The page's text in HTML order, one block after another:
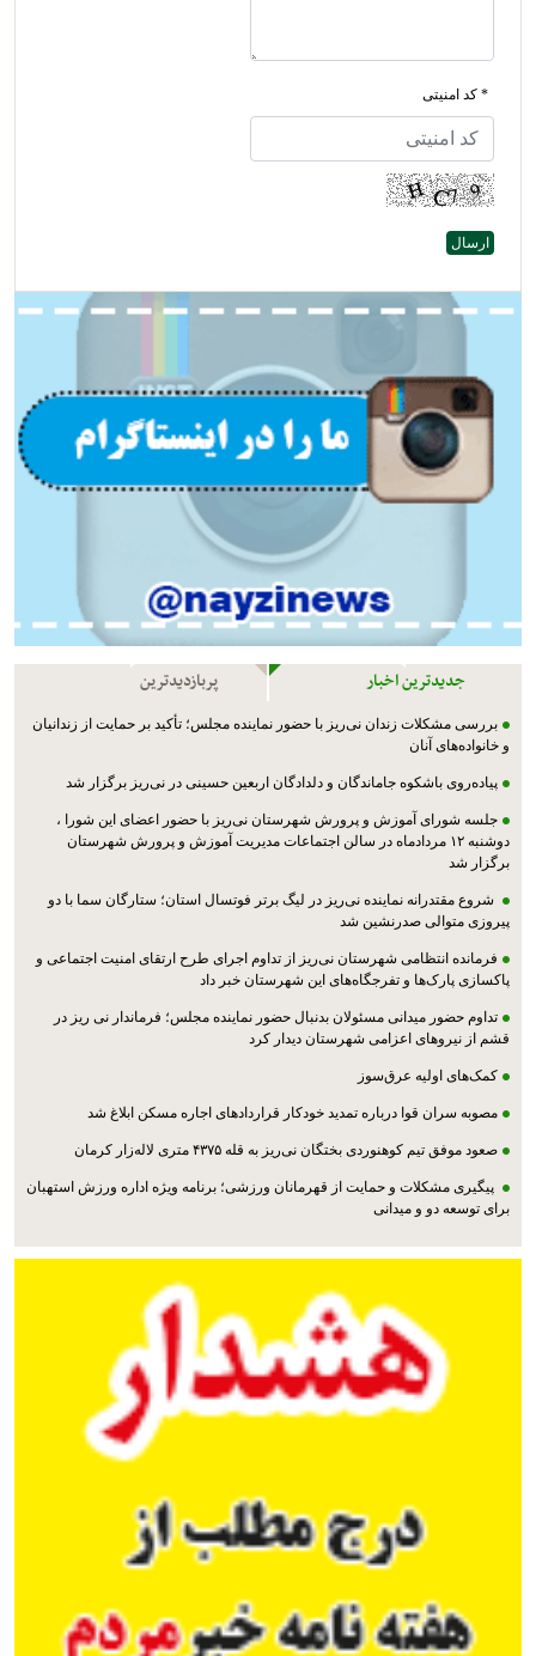
* کد امنیتی
جدیدترین اخبار پربازدیدترین
بررسی مشکلات زندان نی‌ریز با حضور نماینده مجلس؛ تأکید بر حمایت از زندانیان
و خانواده‌های آنان
پیاده‌روی باشکوه جاماندگان و دلدادگان اربعین حسینی در نی‌ریز برگزار شد
جلسه شورای آموزش و پرورش شهرستان نی‌ریز با حضور اعضای این شورا ،
دوشنبه ۱۲ مردادماه در سالن اجتماعات مدیریت آموزش و پرورش شهرستان
برگزار شد
شروع مقتدرانه نماینده نی‌ریز در لیگ برتر فوتسال استان؛ ستارگان سما با دو
پیروزی متوالی صدرنشین شد
فرمانده انتظامی شهرستان نی‌ریز از تداوم اجرای طرح ارتقای امنیت اجتماعی و
پاکسازی پارک‌ها و تفرجگاه‌های این شهرستان خبر داد
تداوم حضور میدانی مسئولان بدنبال حضور نماینده مجلس؛ فرماندار نی ریز در
قشم از نیروهای اعزامی شهرستان دیدار کرد
کمک‌های اولیه عرق‌سوز
مصوبه سران قوا درباره تمدید خودکار قراردادهای اجاره مسکن ابلاغ شد
صعود موفق تیم کوهنوردی بختگان نی‌ریز به قله ۴۳۷۵ متری لاله‌زار کرمان
پیگیری مشکلات و حمایت از قهرمانان ورزشی؛ برنامه ویژه اداره ورزش استهبان
برای توسعه دو و میدانی